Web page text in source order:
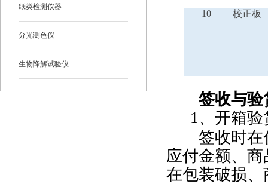
纸类检测仪器
分光测色仪
生物降解试验仪
10 校正板
签收与验
1 、开箱验
签收时在付
应付金额、
在包装破损